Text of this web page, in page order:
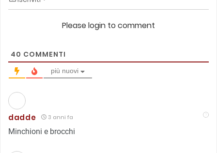
Please login to comment
40 COMMENTI
più nuovi
dadde 3 anni fa
Minchioni e brocchi